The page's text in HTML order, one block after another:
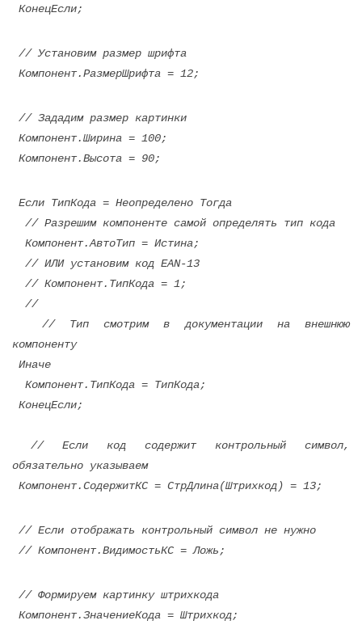
КонецЕсли;
// Установим размер шрифта
Компонент.РазмерШрифта = 12;
// Зададим размер картинки
Компонент.Ширина = 100;
Компонент.Высота = 90;
Если ТипКода = Неопределено Тогда
// Разрешим компоненте самой определять тип кода
Компонент.АвтоТип = Истина;
// ИЛИ установим код EAN-13
// Компонент.ТипКода = 1;
//
// Тип смотрим в документации на внешнюю
компоненту
Иначе
Компонент.ТипКода = ТипКода;
КонецЕсли;
// Если код содержит контрольный символ,
обязательно указываем
Компонент.СодержитКС = СтрДлина(Штрихкод) = 13;
// Если отображать контрольный символ не нужно
// Компонент.ВидимостьКС = Ложь;
// Формируем картинку штрихкода
Компонент.ЗначениеКода = Штрихкод;